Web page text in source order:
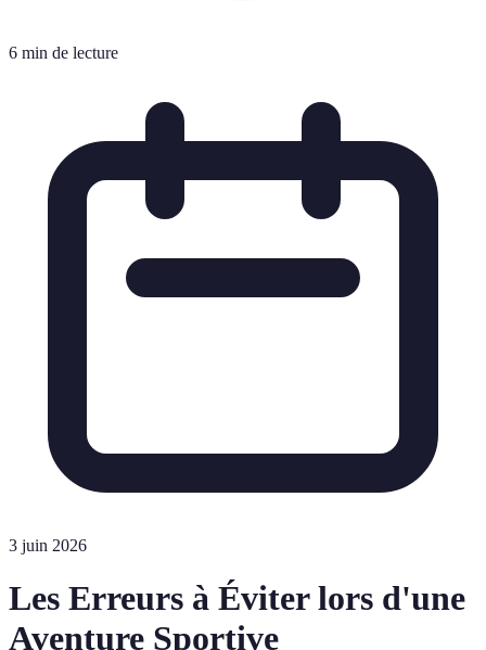
6 min de lecture
3 juin 2026
Les Erreurs à Éviter lors d'une
Aventure Sportive